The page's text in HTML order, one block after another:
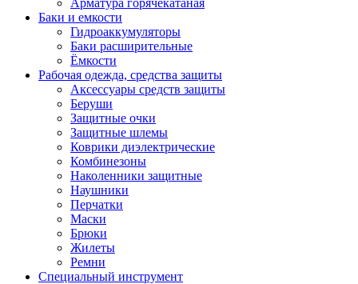
Арматура горячекатаная
Баки и емкости
Гидроаккумуляторы
Баки расширительные
Ёмкости
Рабочая одежда, средства защиты
Аксессуары средств защиты
Беруши
Защитные очки
Защитные шлемы
Коврики диэлектрические
Комбинезоны
Наколенники защитные
Наушники
Перчатки
Маски
Брюки
Жилеты
Ремни
Специальный инструмент